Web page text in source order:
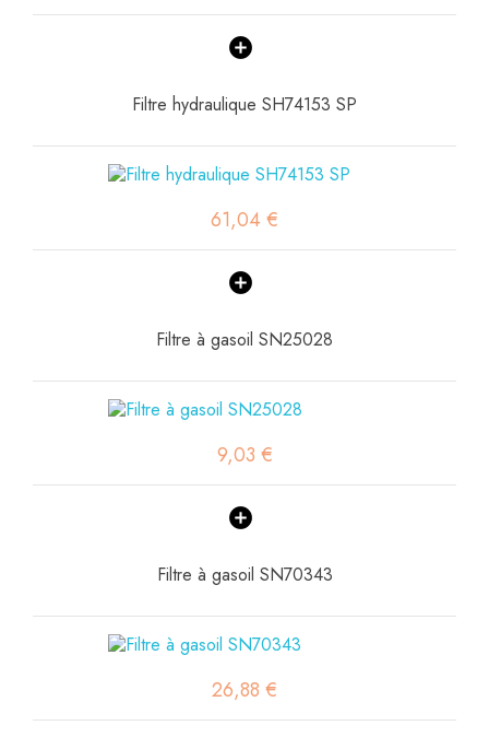
Filtre hydraulique SH74153 SP
61,04 €
Filtre à gasoil SN25028
9,03 €
Filtre à gasoil SN70343
26,88 €